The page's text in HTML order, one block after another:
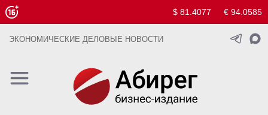
$ 81.4077 € 94.0585
ЭКОНОМИЧЕСКИЕ ДЕЛОВЫЕ НОВОСТИ